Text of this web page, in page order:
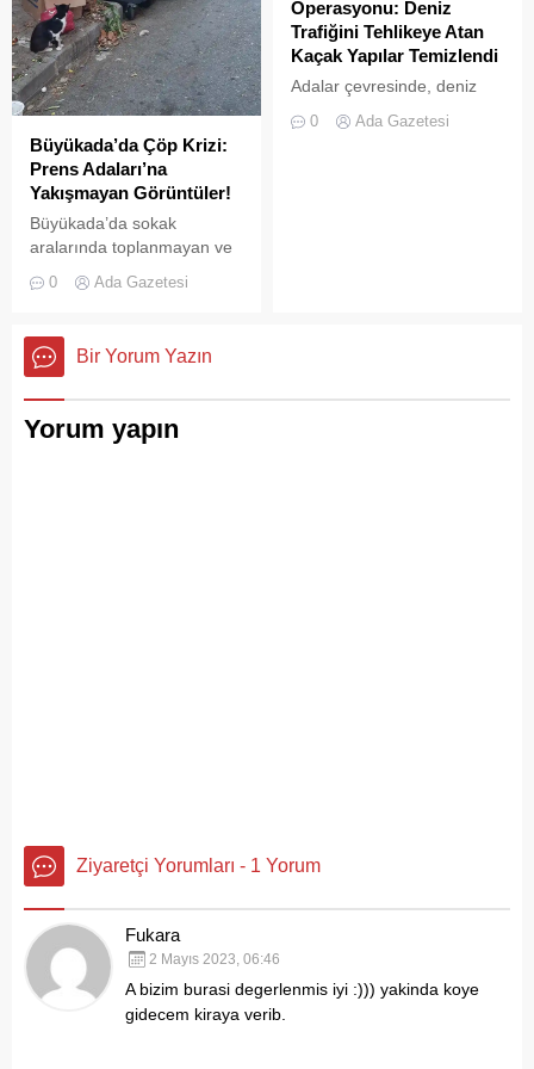
Çamlimanı, bugünlerde
eşsiz manzarasıyla değil,
çevre felaketini andıran
kirliliğiyle gündemde. Bir
vatandaş tarafından...
faaliyetleri yasaklanmış
durumda....
Büyükada’da Çöp Krizi:
Prens Adaları’na
Yakışmayan Görüntüler!
Büyükada’da sokak
aralarında toplanmayan ve
tepkisine neden
aylarında hem yerli hem de
yabancı turistlerin akınına
yaşanan aksaklıklar adeta
0 Ada Gazetesi
Operasyonu: Deniz
Trafiğini Tehlikeye Atan
Kaçak Yapılar Temizlendi
Adalar çevresinde, deniz
çevre kirliliğine neden olan
0 Ada Gazetesi
Bir Yorum Yazın
Yorum yapın
Ziyaretçi Yorumları - 1 Yorum
Fukara
2 Mayıs 2023, 06:46
A bizim burasi degerlenmis iyi :))) yakinda koye
gidecem kiraya verib.